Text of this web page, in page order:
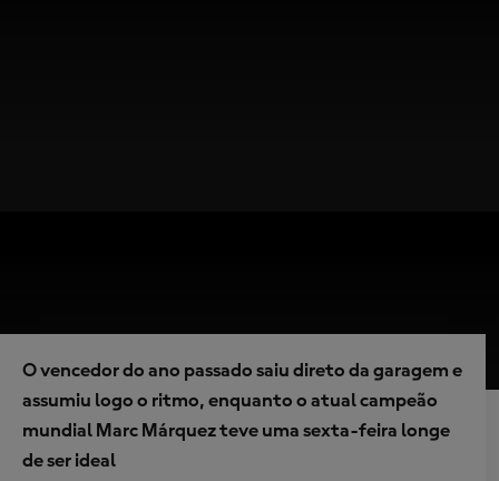
O vencedor do ano passado saiu direto da garagem e
assumiu logo o ritmo, enquanto o atual campeão
mundial Marc Márquez teve uma sexta-feira longe
de ser ideal